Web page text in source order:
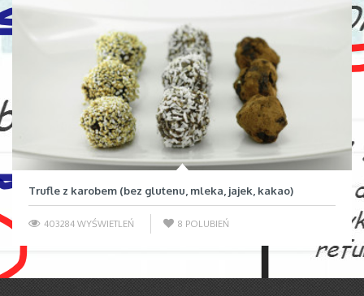
Trufle z karobem (bez glutenu, mleka, jajek, kakao)
403284 WYŚWIETLEŃ 8 POLUBIEŃ